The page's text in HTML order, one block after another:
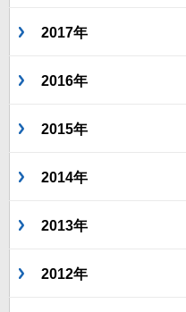
2017年
2016年
2015年
2014年
2013年
2012年